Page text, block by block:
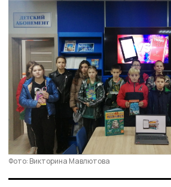
Фото: Викторина Мавлютова